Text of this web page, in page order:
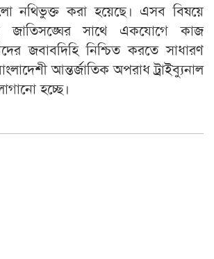
নথিভুক্ত করা হয়েছে। এসব বিষয়ে
জাতিসঙ্ঘের সাথে একযোগে কাজ
জবাবদিহি নিশ্চিত করতে সাধারণ
আন্তর্জাতিক অপরাধ ট্রাইব্যুনাল
হচ্ছে।